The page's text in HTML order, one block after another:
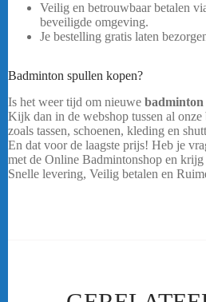
Veilig en betrouwbaar betalen
beveiligde omgeving.
Je bestelling gratis laten
Badminton spullen kopen?
Is het weer tijd om nieuwe badminton
Kijk dan in de webshop tussen al
zoals tassen, schoenen, kleding en
En dat voor de laagste prijs! Heb je
met de Online Badmintonshop en
Snelle levering, Veilig betalen en